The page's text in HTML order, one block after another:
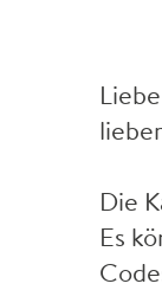
Die
Es